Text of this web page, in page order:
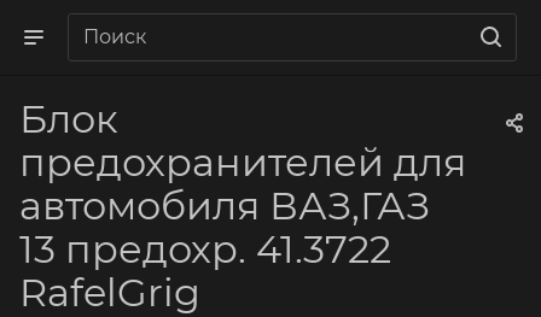
Блок
предохранителей для
автомобиля ВАЗ,ГАЗ
13 предохр. 41.3722
RafelGrig